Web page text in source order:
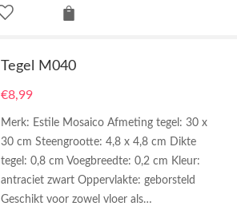
Tegel M040
€8,99
Merk: Estile Mosaico Afmeting tegel: 30 x
30 cm Steengrootte: 4,8 x 4,8 cm Dikte
tegel: 0,8 cm Voegbreedte: 0,2 cm Kleur:
antraciet zwart Oppervlakte: geborsteld
Geschikt voor zowel vloer als…